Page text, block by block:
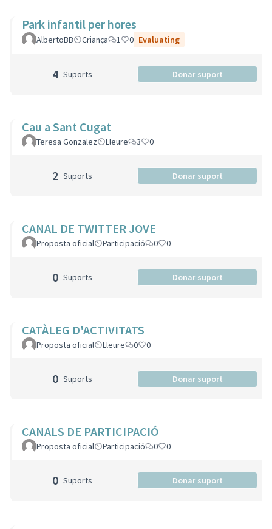
Park infantil per hores
AlbertoBB Criança 1 0 Evaluating
4 Suports Donar suport
Cau a Sant Cugat
Teresa Gonzalez Lleure 3 0
2 Suports Donar suport
CANAL DE TWITTER JOVE
Proposta oficial Participació 0 0
0 Suports Donar suport
CATÀLEG D'ACTIVITATS
Proposta oficial Lleure 0 0
0 Suports Donar suport
CANALS DE PARTICIPACIÓ
Proposta oficial Participació 0 0
0 Suports Donar suport